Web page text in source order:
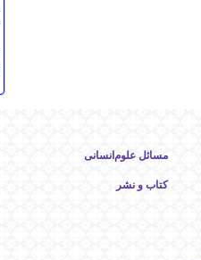
مسائل علوم‌انسانی
کتاب و نشر